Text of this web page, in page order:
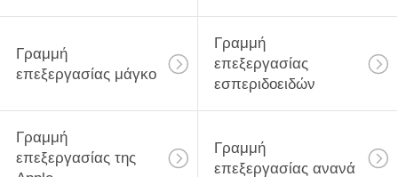
Γραμμή
επεξεργασίας μάγκο
Γραμμή
επεξεργασίας
εσπεριδοειδών
Γραμμή
επεξεργασίας της
Γραμμή
επεξεργασίας ανανά